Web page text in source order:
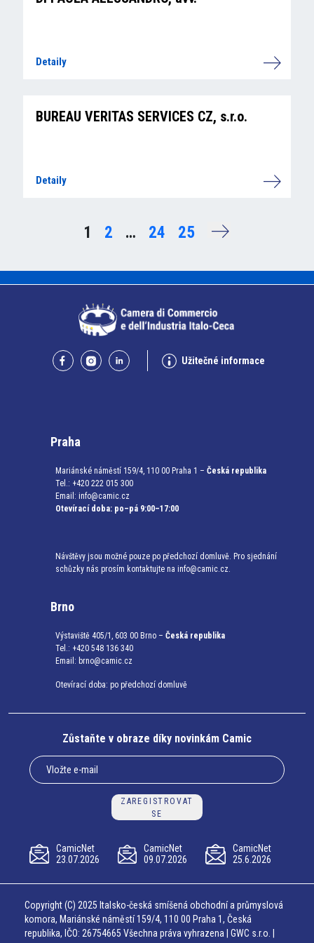
Detaily
BUREAU VERITAS SERVICES CZ, s.r.o.
Detaily
1 2 … 24 25
Užitečné informace
Praha
Mariánské náměstí 159/4, 110 00 Praha 1 – Česká republika
Tel.: +420 222 015 300
Email: info@camic.cz
Otevírací doba: po–pá 9:00–17:00
Návštěvy jsou možné pouze po předchozí domluvě. Pro sjednání
schůzky nás prosím kontaktujte na info@camic.cz.
Brno
Výstaviště 405/1, 603 00 Brno – Česká republika
Tel.: +420 548 136 340
Email: brno@camic.cz
Otevírací doba: po předchozí domluvě
Zůstaňte v obraze díky novinkám Camic
ZAREGISTROVAT
SE
CamicNet
23.07.2026
CamicNet
09.07.2026
CamicNet
25.6.2026
Copyright (C) 2025 Italsko-česká smíšená obchodní a průmyslová
komora, Mariánské náměstí 159/4, 110 00 Praha 1, Česká
republika, IČO: 26754665 Všechna práva vyhrazena | GWC s.r.o. |